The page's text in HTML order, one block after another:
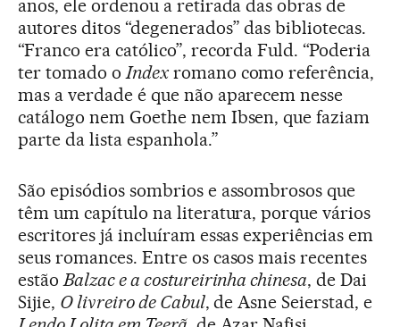
anos, ele ordenou a retirada das obras de
autores ditos “degenerados” das bibliotecas.
“Franco era católico”, recorda Fuld. “Poderia
ter tomado oIndexromano como referência,
mas a verdade é que não aparecem nesse
catálogo nem Goethe nem Ibsen, que faziam
parte da lista espanhola.”
São episódios sombrios e assombrosos que
têm um capítulo na literatura, porque vários
escritores já incluíram essas experiências em
seus romances. Entre os casos mais recentes
estãoBalzac e a costureirinha chinesa, de Dai
Sijie, O livreiro de Cabul, de Asne Seierstad, e